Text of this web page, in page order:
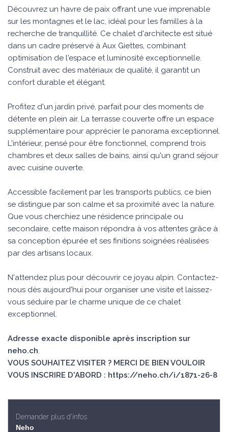
Découvrez un havre de paix offrant une vue imprenable
sur les montagnes et le lac, idéal pour les familles à la
recherche de tranquillité. Ce chalet d'architecte est situé
dans un cadre préservé à Aux Giettes, combinant
optimisation de l'espace et luminosité exceptionnelle.
Construit avec des matériaux de qualité, il garantit un
confort durable et élégant.
Profitez d'un jardin privé, parfait pour des moments de
détente en plein air. La terrasse couverte offre un espace
supplémentaire pour apprécier le panorama exceptionnel.
L'intérieur, pensé pour être fonctionnel, comprend trois
chambres et deux salles de bains, ainsi qu'un grand séjour
avec cuisine ouverte.
Accessible facilement par les transports publics, ce bien
se distingue par son calme et sa proximité avec la nature.
Que vous cherchiez une résidence principale ou
secondaire, cette maison répondra à vos attentes grâce à
sa conception épurée et ses finitions soignées réalisées
par des artisans locaux.
N'attendez plus pour découvrir ce joyau alpin. Contactez-
nous dès aujourd'hui pour organiser une visite et laissez-
vous séduire par le charme unique de ce chalet
exceptionnel.
Adresse exacte disponible après inscription sur
neho.ch.
VOUS SOUHAITEZ VISITER ? MERCI DE BIEN VOULOIR
VOUS INSCRIRE D'ABORD : https://neho.ch/i/1871-26-8
Demander plus d'infos
Neho